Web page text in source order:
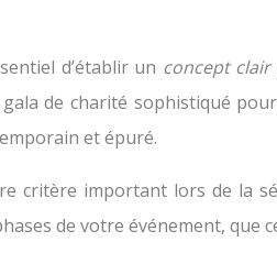
d’établir un concept clair
de charité sophistiqué
et épuré.
critère important lors de la
de votre événement,